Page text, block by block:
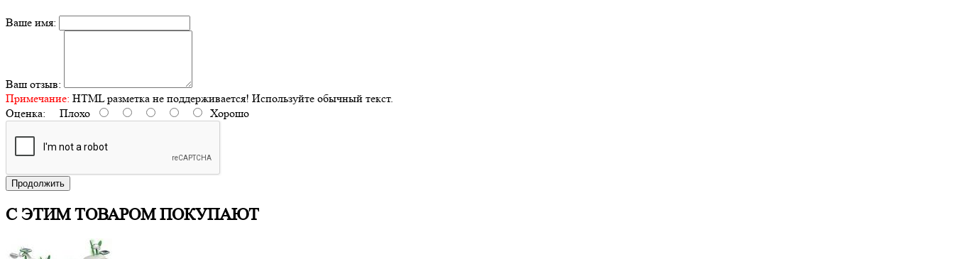
Ваше имя:
Ваш отзыв:
Примечание: HTML разметка не поддерживается! Используйте обычный текст.
Оценка: Плохо Хорошо
Продолжить
С ЭТИМ ТОВАРОМ ПОКУПАЮТ